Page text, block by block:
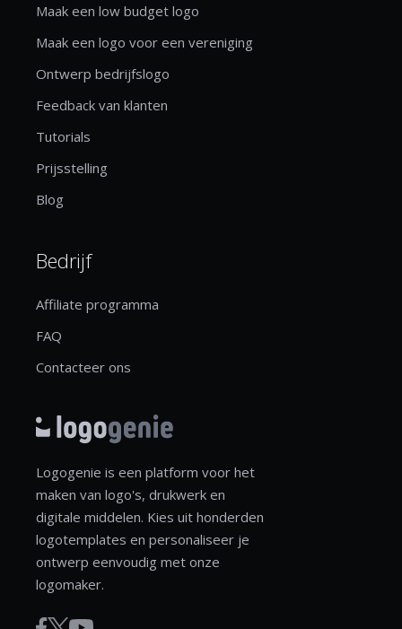
Maak een low budget logo
Maak een logo voor een vereniging
Ontwerp bedrijfslogo
Feedback van klanten
Tutorials
Prijsstelling
Blog
Bedrijf
Affiliate programma
FAQ
Contacteer ons
Logogenie is een platform voor het
maken van logo's, drukwerk en
digitale middelen. Kies uit honderden
logotemplates en personaliseer je
ontwerp eenvoudig met onze
logomaker.